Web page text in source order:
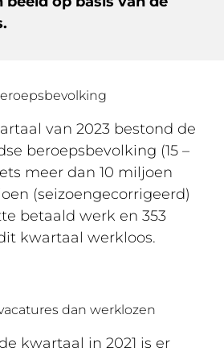
van 2023 bestond de
beroepsbevolking (15 –
meer dan 10 miljoen
(seizoengecorrigeerd)
betaald werk en 353
kwartaal werkloos.
dan werklozen
kwartaal in 2021 is er